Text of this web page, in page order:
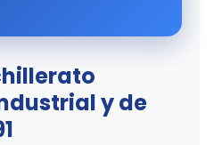
y de